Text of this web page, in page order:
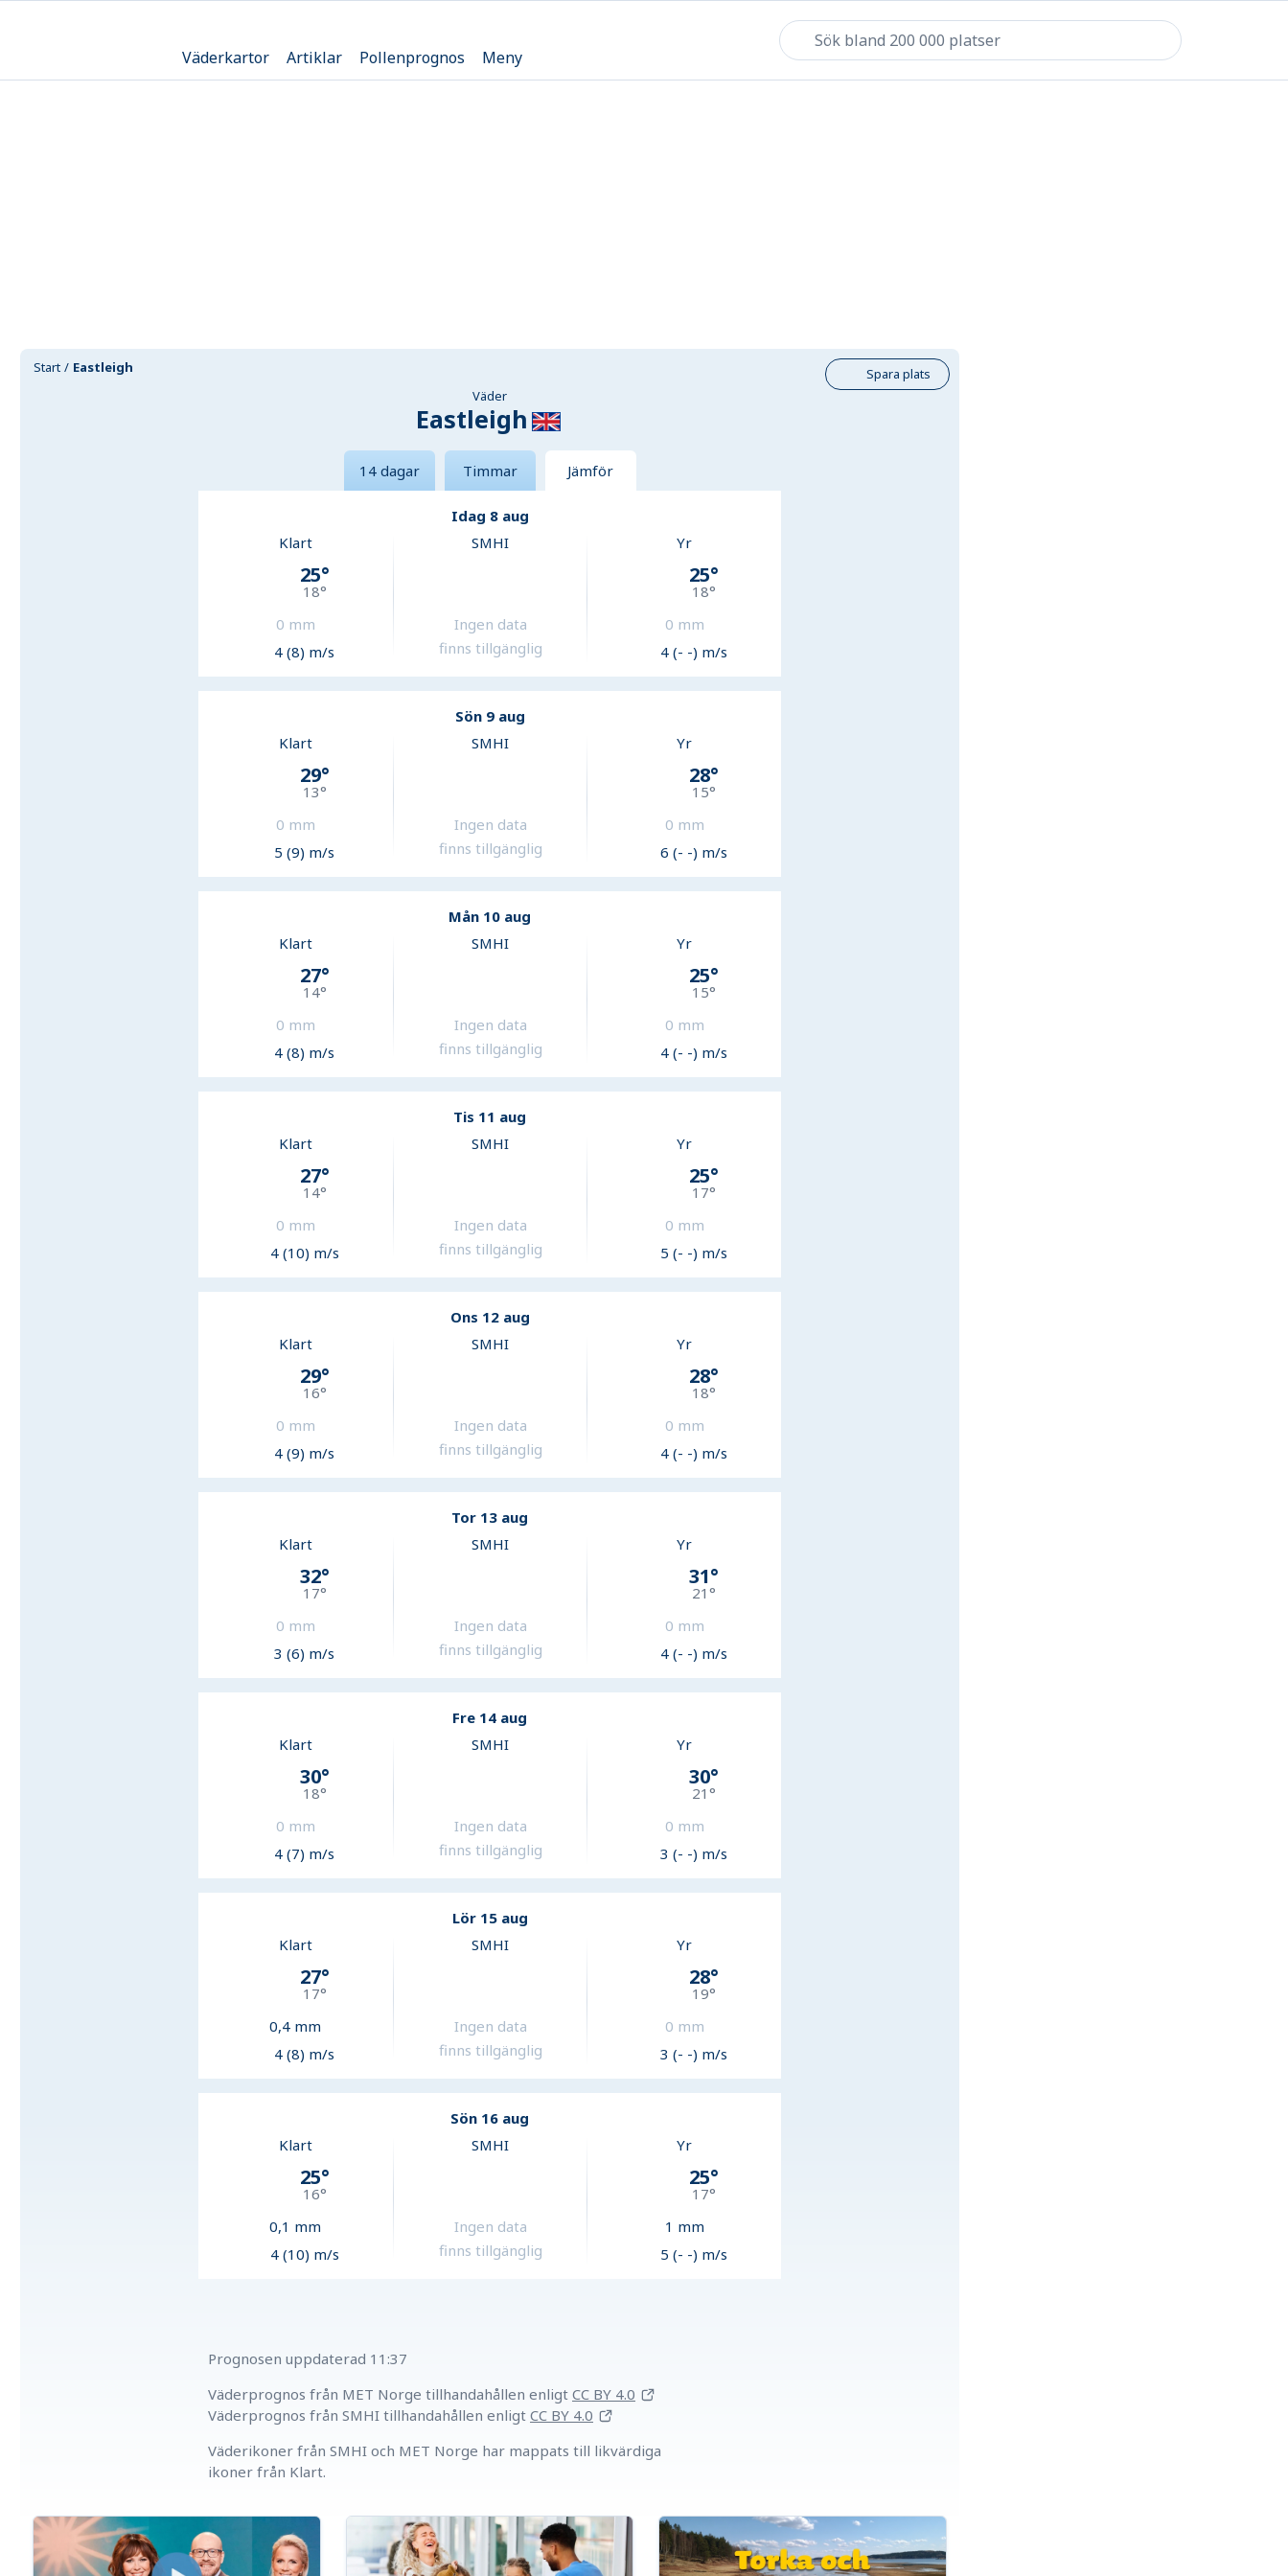
Väderkartor Artiklar Pollenprognos Meny
Start Eastleigh
Spara plats
Väder
Eastleigh
14 dagar Timmar Jämför
Idag 8 aug
Klart
25°
18°
0 mm
4 (8) m/s
SMHI
Ingen data
finns tillgänglig
Yr
25°
18°
0 mm
4 (- -) m/s
Sön 9 aug
Klart
29°
13°
0 mm
5 (9) m/s
SMHI
Ingen data
finns tillgänglig
Yr
28°
15°
0 mm
6 (- -) m/s
Mån 10 aug
Klart
27°
14°
0 mm
4 (8) m/s
SMHI
Ingen data
finns tillgänglig
Yr
25°
15°
0 mm
4 (- -) m/s
Tis 11 aug
Klart
27°
14°
0 mm
4 (10) m/s
SMHI
Ingen data
finns tillgänglig
Yr
25°
17°
0 mm
5 (- -) m/s
Ons 12 aug
Klart
29°
16°
0 mm
4 (9) m/s
SMHI
Ingen data
finns tillgänglig
Yr
28°
18°
0 mm
4 (- -) m/s
Tor 13 aug
Klart
32°
17°
0 mm
3 (6) m/s
SMHI
Ingen data
finns tillgänglig
Yr
31°
21 °
0 mm
4 (- -) m/s
Fre 14 aug
Klart
30°
18°
0 mm
4 (7) m/s
SMHI
Ingen data
finns tillgänglig
Yr
30°
21 °
0 mm
3 (- -) m/s
Lör 15 aug
Klart
27°
17°
0,4 mm
4 (8) m/s
SMHI
Ingen data
finns tillgänglig
Yr
28°
19°
0 mm
3 (- -) m/s
Sön 16 aug
Klart
25°
16°
0,1 mm
4 (10) m/s
SMHI
Ingen data
finns tillgänglig
Yr
25°
17°
1 mm
5 (- -) m/s
Prognosen uppdaterad 11:37
Väderprognos från MET Norge tillhandahållen enligt CC BY 4.0
Väderprognos från SMHI tillhandahållen enligt CC BY 4.0
Väderikoner från SMHI och MET Norge har mappats till likvärdiga
ikoner från Klart.